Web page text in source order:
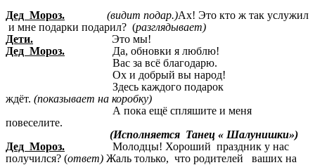
Дед Мороз.
(видит подар.)Ах! Это кто ж так услужил
и мне подарки подарил? (разглядывает)
Дети. Это мы!
Дед Мороз. Да, обновки я люблю!
Вас за всё благодарю.
Ох и добрый вы народ!
Здесь каждого подарок
ждёт. (показывает на коробку)
А пока ещё спляшите и меня
повеселите.
(Исполняется Танец « Шалунишки»)
Дед Мороз. Молодцы! Хороший праздник у нас
получился? (ответ) Жаль только, что родителей ваших на